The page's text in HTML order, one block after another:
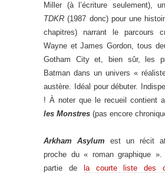
Miller (à l’écriture seulement),
TDKR (1987 donc) pour une
chapitres) narrant le parcours
Wayne et James Gordon, tous
Gotham City et, bien sûr, les
Batman dans un univers «
austère. Idéal pour débuter.
! À noter que le recueil contient
les Monstres (pas encore
Arkham Asylum est un récit
proche du « roman graphique
partie de
la courte liste des